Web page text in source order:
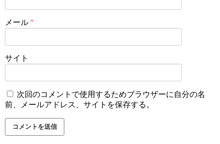
メール *
サイト
次回のコメントで使用するためブラウザーに自分の名
前、メールアドレス、サイトを保存する。